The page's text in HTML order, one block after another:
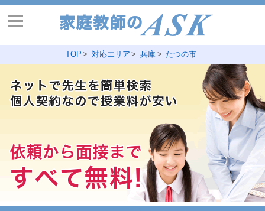
TOP 対応エリア 兵庫 たつの市